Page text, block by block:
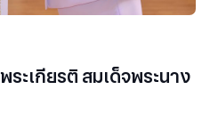
ะเกียรติ สมเด็จพระนาง